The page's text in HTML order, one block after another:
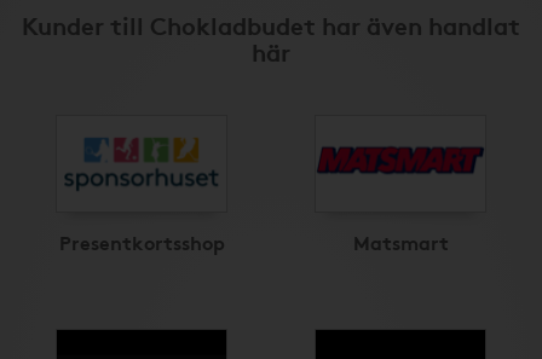
Kunder till Chokladbudet har även handlat
här
Presentkortsshop Matsmart